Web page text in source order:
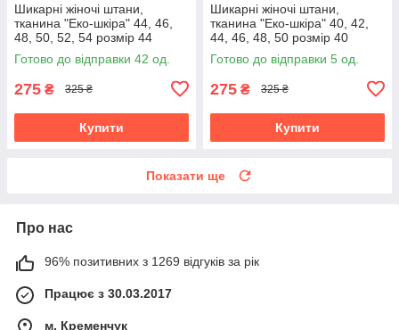
Шикарні жіночі штани,
тканина "Еко-шкіра" 44, 46,
48, 50, 52, 54 розмір 44
Готово до відправки 42 од.
275 ₴ 325 ₴
Купити
Шикарні жіночі штани,
тканина "Еко-шкіра" 40, 42,
44, 46, 48, 50 розмір 40
Готово до відправки 5 од.
275 ₴ 325 ₴
Купити
Показати ще
Про нас
96% позитивних з 1269 відгуків за рік
Працює з 30.03.2017
м. Кременчук